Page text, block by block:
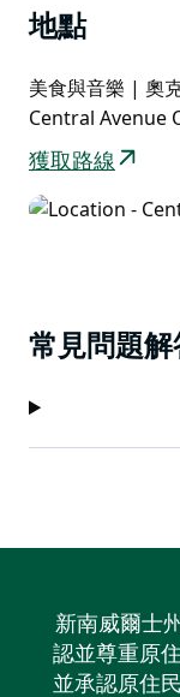
地點
美食與音樂 | 奧
Central Avenue
獲取路線
常見問題解
新南威爾士
認並尊重原
並承認原住